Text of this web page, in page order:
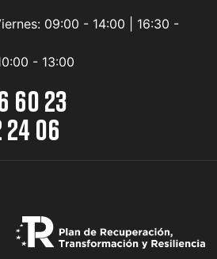
09:00 - 14:00 | 16:30 -
- 13:00
60 23
24 06